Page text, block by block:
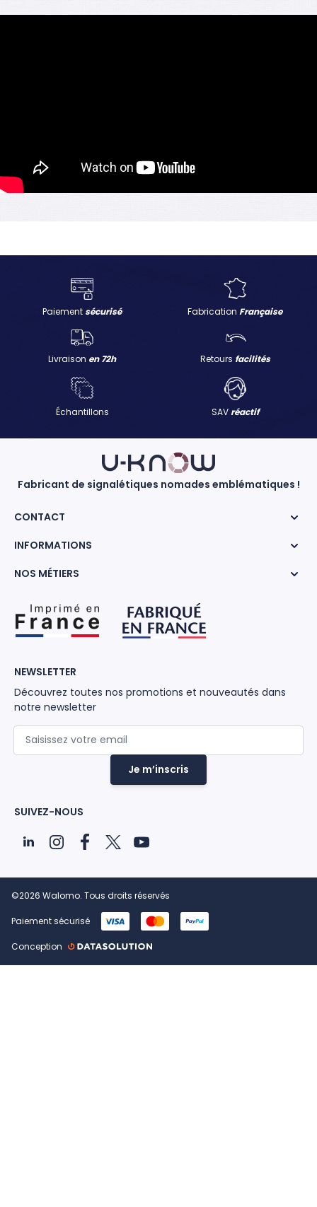
Paiement sécurisé Fabrication Française
Livraison en 72h Retours facilités
Échantillons SAVréactif
Fabricant de signalétiques nomades emblématiques !
CONTACT
INFORMATIONS
NOS MÉTIERS
NEWSLETTER
Découvrez toutes nos promotions et nouveautés dans
notre newsletter
Je m’inscris
SUIVEZ-NOUS
©2026 Walomo. Tous droits réservés
Paiement sécurisé
Conception